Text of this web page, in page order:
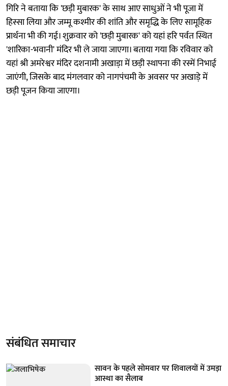
गिरि ने बताया कि 'छड़ी मुबारक' के साथ आए साधुओं ने भी पूजा में
हिस्सा लिया और जम्मू कश्मीर की शांति और समृद्धि के लिए सामूहिक
प्रार्थना भी की गई। शुक्रवार को 'छड़ी मुबारक' को यहां हरि पर्वत स्थित
'शारिका-भवानी' मंदिर भी ले जाया जाएगा। बताया गया कि रविवार को
यहां श्री अमरेश्वर मंदिर दशनामी अखाड़ा में छड़ी स्थापना की रस्में निभाई
जाएंगी, जिसके बाद मंगलवार को नागपंचमी के अवसर पर अखाड़े में
छड़ी पूजन किया जाएगा।
संबंधित समाचार
सावन के पहले सोमवार पर शिवालयों में उमड़ा
आस्था का सैलाब